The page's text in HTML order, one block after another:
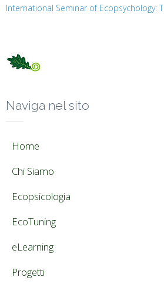
International Seminar of Ecopsychology:
Naviga nel sito
Home
Chi Siamo
Ecopsicologia
EcoTuning
eLearning
Progetti